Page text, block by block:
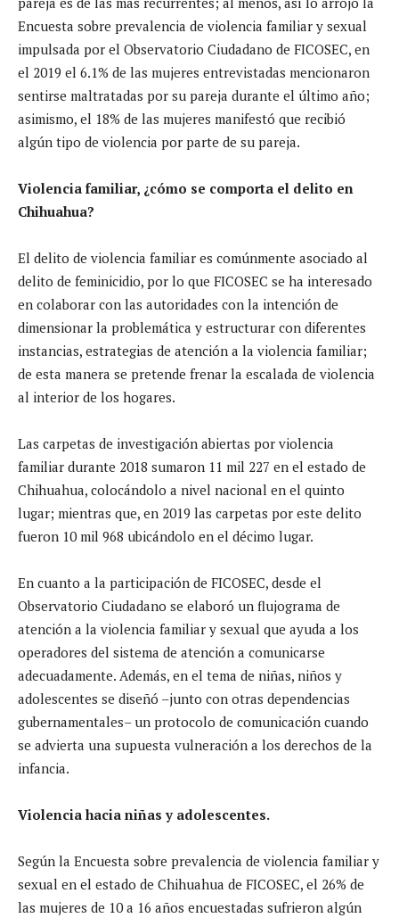
Encuesta sobre prevalencia de violencia familiar y sexual
impulsada por el Observatorio Ciudadano de FICOSEC, en
el 2019 el 6.1% de las mujeres entrevistadas mencionaron
sentirse maltratadas por su pareja durante el último año;
asimismo, el 18% de las mujeres manifestó que recibió
algún tipo de violencia por parte de su pareja.
Violencia familiar, ¿cómo se comporta el delito en
Chihuahua?
El delito de violencia familiar es comúnmente asociado al
delito de feminicidio, por lo que FICOSEC se ha interesado
en colaborar con las autoridades con la intención de
dimensionar la problemática y estructurar con diferentes
instancias, estrategias de atención a la violencia familiar;
de esta manera se pretende frenar la escalada de violencia
al interior de los hogares.
Las carpetas de investigación abiertas por violencia
familiar durante 2018 sumaron 11 mil 227 en el estado de
Chihuahua, colocándolo a nivel nacional en el quinto
lugar; mientras que, en 2019 las carpetas por este delito
fueron 10 mil 968 ubicándolo en el décimo lugar.
En cuanto a la participación de FICOSEC, desde el
Observatorio Ciudadano se elaboró un flujograma de
atención a la violencia familiar y sexual que ayuda a los
operadores del sistema de atención a comunicarse
adecuadamente. Además, en el tema de niñas, niños y
adolescentes se diseñó –junto con otras dependencias
gubernamentales– un protocolo de comunicación cuando
se advierta una supuesta vulneración a los derechos de la
infancia.
Violencia hacia niñas y adolescentes.
Según la Encuesta sobre prevalencia de violencia familiar y
sexual en el estado de Chihuahua de FICOSEC, el 26% de
las mujeres de 10 a 16 años encuestadas sufrieron algún